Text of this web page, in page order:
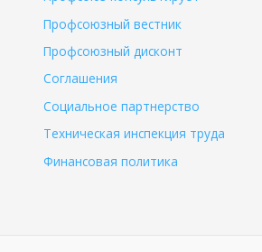
Профсоюзный вестник
Профсоюзный дисконт
Соглашения
Социальное партнерство
Техническая инспекция труда
Финансовая политика